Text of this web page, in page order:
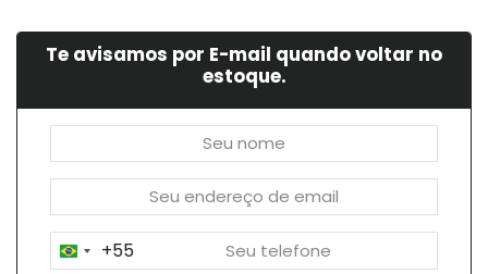
Te avisamos por E-mail quando voltar no
estoque.
Brazil+55